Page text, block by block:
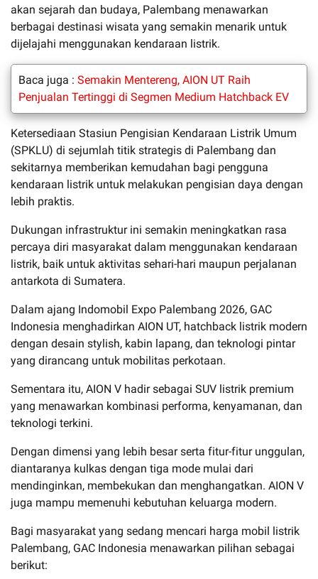
akan sejarah dan budaya, Palembang menawarkan
berbagai destinasi wisata yang semakin menarik untuk
dijelajahi menggunakan kendaraan listrik.
Baca juga : Semakin Mentereng, AION UT Raih
Penjualan Tertinggi di Segmen Medium Hatchback EV
Ketersediaan Stasiun Pengisian Kendaraan Listrik Umum
(SPKLU) di sejumlah titik strategis di Palembang dan
sekitarnya memberikan kemudahan bagi pengguna
kendaraan listrik untuk melakukan pengisian daya dengan
lebih praktis.
Dukungan infrastruktur ini semakin meningkatkan rasa
percaya diri masyarakat dalam menggunakan kendaraan
listrik, baik untuk aktivitas sehari-hari maupun perjalanan
antarkota di Sumatera.
Dalam ajang Indomobil Expo Palembang 2026, GAC
Indonesia menghadirkan AION UT, hatchback listrik modern
dengan desain stylish, kabin lapang, dan teknologi pintar
yang dirancang untuk mobilitas perkotaan.
Sementara itu, AION V hadir sebagai SUV listrik premium
yang menawarkan kombinasi performa, kenyamanan, dan
teknologi terkini.
Dengan dimensi yang lebih besar serta fitur-fitur unggulan,
diantaranya kulkas dengan tiga mode mulai dari
mendinginkan, membekukan dan menghangatkan. AION V
juga mampu memenuhi kebutuhan keluarga modern.
Bagi masyarakat yang sedang mencari harga mobil listrik
Palembang, GAC Indonesia menawarkan pilihan sebagai
berikut: